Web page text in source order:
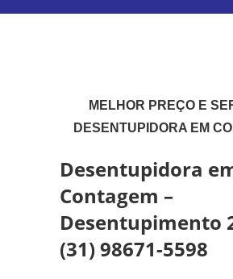
MELHOR PREÇO E
DESENTUPIDORA EM
Desentupidora
Contagem –
Desentupimento
(31) 98671-5598